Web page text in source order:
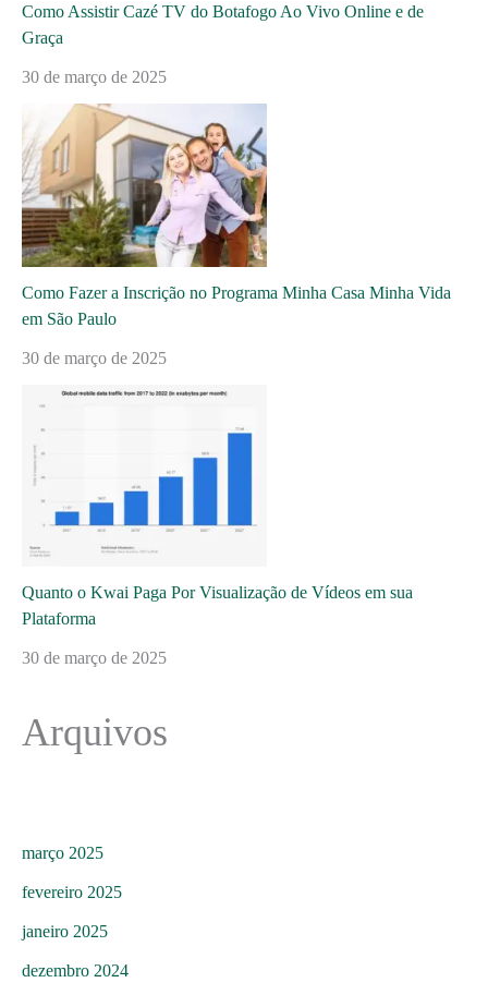
Como Assistir Cazé TV do Botafogo Ao Vivo Online e de
Graça
30 de março de 2025
Como Fazer a Inscrição no Programa Minha Casa Minha Vida
em São Paulo
30 de março de 2025
Quanto o Kwai Paga Por Visualização de Vídeos em sua
Plataforma
30 de março de 2025
Arquivos
março 2025
fevereiro 2025
janeiro 2025
dezembro 2024